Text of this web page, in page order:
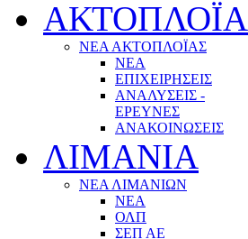
ΑΚΤΟΠΛΟΪΑ
ΝΕΑ ΑΚΤΟΠΛΟΪΑΣ
ΝΕΑ
ΕΠΙΧΕΙΡΗΣΕΙΣ
ΑΝΑΛΥΣΕΙΣ -
ΕΡΕΥΝΕΣ
ΑΝΑΚΟΙΝΩΣΕΙΣ
ΛΙΜΑΝΙΑ
ΝΕΑ ΛΙΜΑΝΙΩΝ
ΝΕΑ
ΟΛΠ
ΣΕΠ ΑΕ